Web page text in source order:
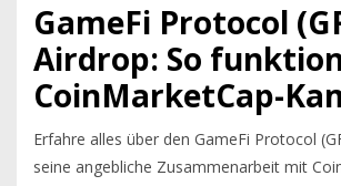
GameFi Protocol
Airdrop: So
CoinMarketCap-
Erfahre alles über den GameFi Protocol
seine angebliche Zusammenarbeit mit